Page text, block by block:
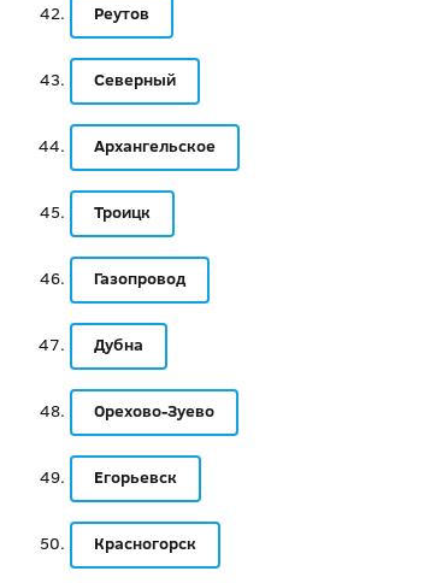
Реутов
Северный
Архангельское
Троицк
Газопровод
Дубна
Орехово-Зуево
Егорьевск
Красногорск